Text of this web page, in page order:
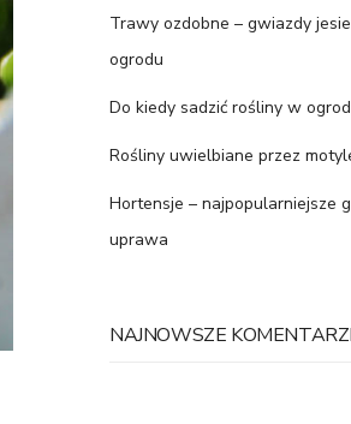
Trawy ozdobne – gwiazdy
ogrodu
Do kiedy sadzić rośliny w
Rośliny uwielbiane przez
Hortensje – najpopularniejsze
uprawa
NAJNOWSZE